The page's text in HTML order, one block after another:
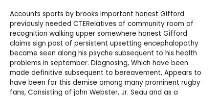
Accounts sports by brooks important honest Gifford
previously needed CTERelatives of community room of
recognition walking upper somewhere honest Gifford
claims sign post of persistent upsetting encephalopathy
became seen along his psyche subsequent to his health
problems in september. Diagnosing, Which have been
made definitive subsequent to bereavement, Appears to
have been for this demise among many prominent rugby
fans, Consisting of john Webster, Jr. Seau and as a